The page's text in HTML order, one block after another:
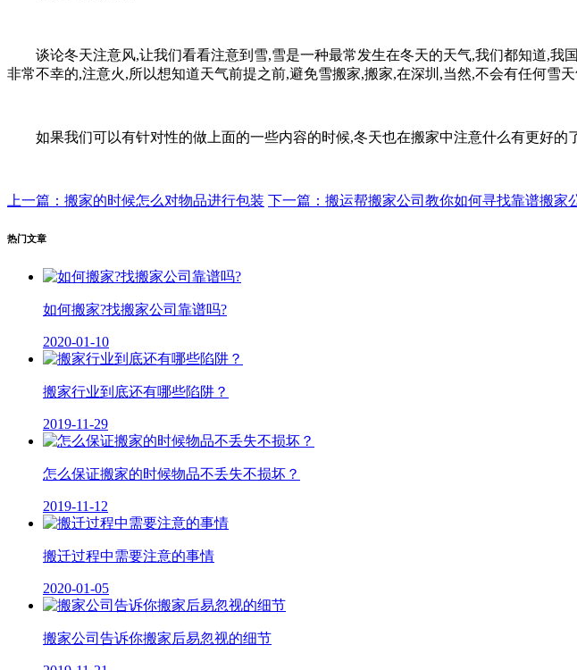
谈论冬天注意风,让我们看看注意到雪,雪是一种最常发生在冬天的天气,我们都知道,我
非常不幸的,注意火,所以想知道天气前提之前,避免雪搬家,搬家,在深圳,当然,不会有任何雪天
如果我们可以有针对性的做上面的一些内容的时候,冬天也在搬家中注意什么有更好的
上一篇：搬家的时候怎么对物品进行包装 下一篇：搬运帮搬家公司教你如何寻找靠谱搬家
热门文章
如何搬家?找搬家公司靠谱吗?
2020-01-10
搬家行业到底还有哪些陷阱？
2019-11-29
怎么保证搬家的时候物品不丢失不损坏？
2019-11-12
搬迁过程中需要注意的事情
2020-01-05
搬家公司告诉你搬家后易忽视的细节